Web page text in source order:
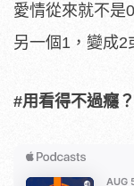
愛情從來就不是
另一個1，變成2
#用看得不過癮